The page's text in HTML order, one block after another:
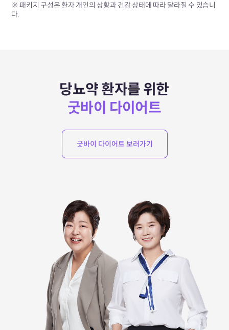
※ 패키지 구성은 환자 개인의 상황과 건강 상태에 따라 달라질 수 있습니
다.
당뇨약 환자를 위한
굿바이 다이어트
굿바이 다이어트 보러가기